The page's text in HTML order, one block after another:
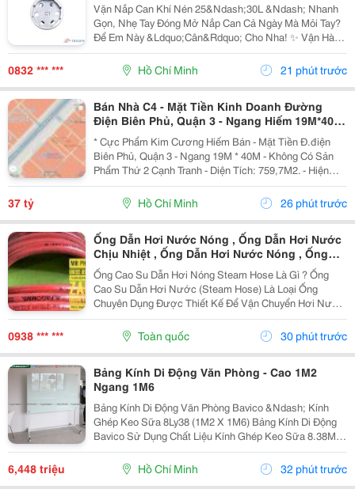
Vặn Nắp Can Khí Nén 25&Ndash;30L &Ndash; Nhanh
Gọn, Nhẹ Tay Đóng Mở Nắp Can Cả Ngày Mà Mỏi Tay?
Để Em Này &Ldquo;Cân&Rdquo; Cho Nha! ✨ Vận Hành
Bằng Khí Nén &Ndash; Thao Tác Nhanh, Nhẹ Nhàng
Lực Xoắn Mạnh &Ndash; Siết/Mở Nắp Dễ Dàng Đầu
Mở Ôm Sát...
0832 *** *** Hồ Chí Minh 21 phút trước
Bán Nhà C4 - Mặt Tiền Kinh Doanh Đường
Điện Biên Phủ, Quận 3 - Ngang Hiếm 19M*40M*
Lh Giang Giang:
* Cực Phẩm Kim Cương Hiếm Bán - Mặt Tiền Đ.điện
Biên Phủ, Quận 3 - Ngang 19M * 40M - Không Có Sản
Phẩm Thứ 2 Cạnh Tranh - Diện Tích: 759,7M2. - Hiện
Trạng: Nhà C4. - Vị Trí Đẹp Nhất Tại Cung Đường Ngay
Góc Nam Kỳ Khởi Nghĩa - Nơi Hội Tụ Hầu Hết...
37 tỷ Hồ Chí Minh 26 phút trước
Ống Dẫn Hơi Nước Nóng , Ống Dẫn Hơi Nước
Chịu Nhiệt , Ống Dẫn Hơi Nước Nóng , Ống
Cao Su Dẫn Hơi Nước Nóng Màu Đỏ , Ống Dẫn
Hơi Nước Bão Hòa Hơi Nóng Quá Nhiệt
Ống Cao Su Dẫn Hơi Nóng Steam Hose Là Gì ? Ống
Cao Su Dẫn Hơi Nước (Steam Hose) Là Loại Ống
Chuyên Dụng Được Thiết Kế Để Vận Chuyển Hơi Nước
Bão Hòa Và Hơi Nước Quá Nhiệt Ở Nhiệt Độ Và Áp
Suất Cao , Thường Được Làm Từ Cao Su Tổng Hợp
Epdm Có Khả...
0938 *** *** Toàn quốc 30 phút trước
Bảng Kính Di Động Văn Phòng - Cao 1M2
Ngang 1M6
Bảng Kính Di Động Văn Phòng Bavico &Ndash; Kính
Ghép Keo Sữa 8Ly38 (1M2 X 1M6) Bảng Kính Di Động
Bavico Sử Dụng Chất Liệu Kính Ghép Keo Sữa 8.38Mm
Cao Cấp, Thiết Kế Sang Trọng, Hiện Đại, Mang Lại Sự
An Toàn Tuyệt Đối Và Tính Thẩm Mỹ Cao Cho...
6,448 triệu Hồ Chí Minh 32 phút trước